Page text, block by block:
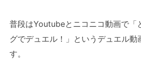
普段はYoutubeとニコニコ動画で「
グでデュエル！」というデュエル動
す。